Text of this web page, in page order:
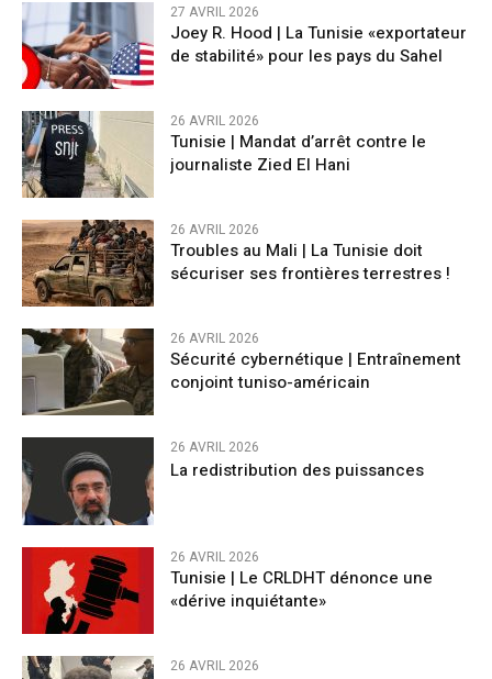
27 AVRIL 2026
Joey R. Hood | La Tunisie «exportateur
de stabilité» pour les pays du Sahel
26 AVRIL 2026
Tunisie | Mandat d’arrêt contre le
journaliste Zied El Hani
26 AVRIL 2026
Troubles au Mali | La Tunisie doit
sécuriser ses frontières terrestres !
26 AVRIL 2026
Sécurité cybernétique | Entraînement
conjoint tuniso-américain
26 AVRIL 2026
La redistribution des puissances
26 AVRIL 2026
Tunisie | Le CRLDHT dénonce une
«dérive inquiétante»
26 AVRIL 2026